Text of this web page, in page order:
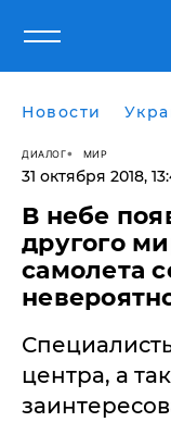
Новости
ДИАЛОГ МИР
31 октября 2018,
В небе
другого
самолета
центра, а